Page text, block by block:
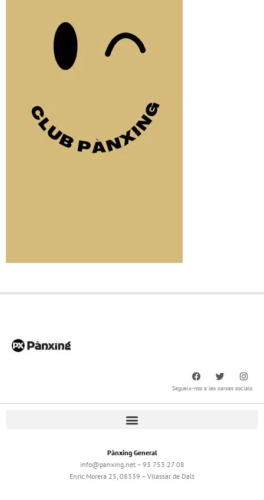
Segueix-nos a les xarxes socials
Pànxing General
info@panxing.net – 93 753 27 08
Enric Morera 25, 08339 – Vilassar de Dalt